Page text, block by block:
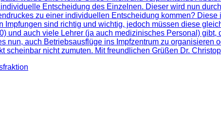
Entscheidung des Einzelnen. Dieser wird nun
zu einer individuellen Entscheidung kommen?
sind richtig und wichtig, jedoch müssen diese
und auch viele Lehrer (ja auch medizinisches Personal)
nun, auch Betriebsausflüge ins Impfzentrum zu organisieren
nicht zumuten. Mit freundlichen Grüßen Dr.